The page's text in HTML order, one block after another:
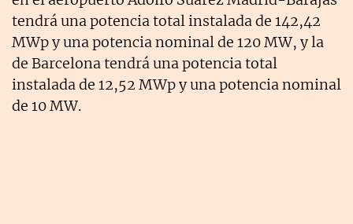
tendrá una potencia total instalada de 142,42
MWp y una potencia nominal de 120 MW, y la
de Barcelona tendrá una potencia total
instalada de 12,52 MWp y una potencia nominal
de 10 MW.